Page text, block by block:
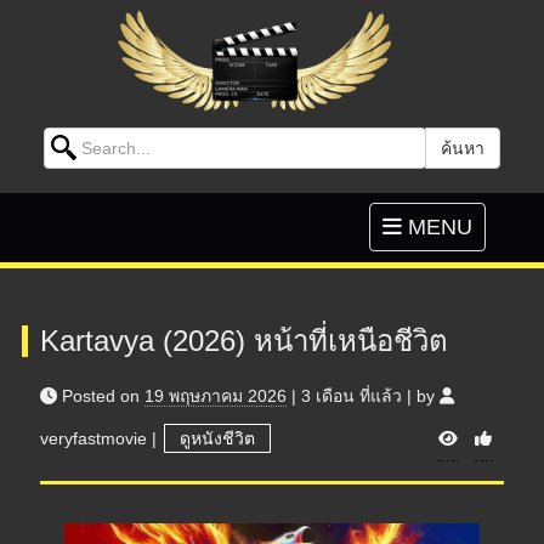
Search for: ค้นหา
Toggle
navigation
MENU
Kartavya (2026) หน้าที่เหนือชีวิต
Posted on 19 พฤษภาคม 2026 | 3 เดือน ที่แล้ว | by
veryfastmovie | ดูหนังชีวิต V
i
e